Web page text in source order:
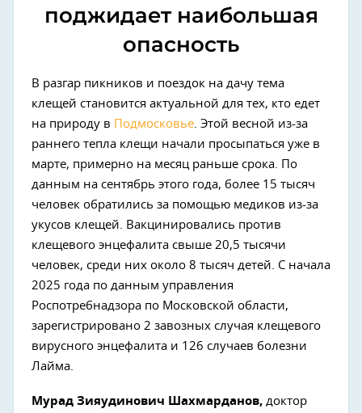
поджидает наибольшая
опасность
В разгар пикников и поездок на дачу тема
клещей становится актуальной для тех, кто едет
на природу в
Подмосковье. Этой весной из-за
раннего тепла клещи начали просыпаться уже в
марте, примерно на месяц раньше срока. По
данным на сентябрь этого года, более 15 тысяч
человек обратились за помощью медиков из-за
укусов клещей. Вакцинировались против
клещевого энцефалита свыше 20,5 тысячи
человек, среди них около 8 тысяч детей. С начала
2025 года по данным управления
Роспотребнадзора по Московской области,
зарегистрировано 2 завозных случая клещевого
вирусного энцефалита и 126 случаев болезни
Лайма.
Мурад Зияудинович Шахмарданов, доктор